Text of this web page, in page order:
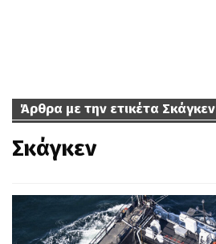
Άρθρα με την ετικέτα Σκάγκεν
Σκάγκεν